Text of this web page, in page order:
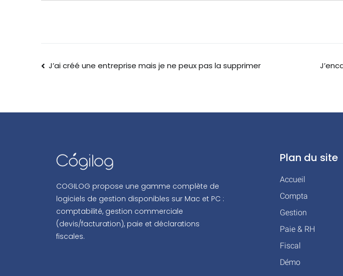
J’ai créé une entreprise mais je ne peux pas la supprimer
COGILOG propose une gamme complète de
logiciels de gestion disponibles sur Mac et PC :
comptabilité, gestion commerciale
(devis/facturation), paie et déclarations
fiscales.
Plan du site
Accueil
Compta
Gestion
Paie & RH
Fiscal
Démo